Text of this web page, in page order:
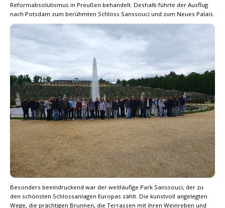
Reformabsolutismus in Preußen behandelt. Deshalb führte der Ausflug
nach Potsdam zum berühmten Schloss Sanssouci und zum Neues Palais.
Besonders beeindruckend war der weitläufige Park Sanssouci, der zu
den schönsten Schlossanlagen Europas zählt. Die kunstvoll angelegten
Wege, die prächtigen Brunnen, die Terrassen mit ihren Weinreben und